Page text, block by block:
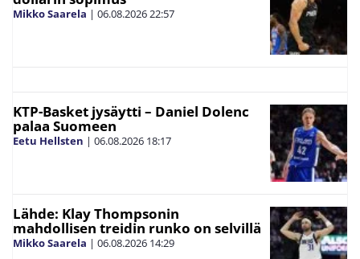
Mikko Saarela | 06.08.202622:57
KTP-Basket jysäytti – Daniel Dolenc
palaa Suomeen
Eetu Hellsten | 06.08.2026 18:17
Lähde: Klay Thompsonin
mahdollisen treidin runko on selvillä
Mikko Saarela | 06.08.2026 14:29